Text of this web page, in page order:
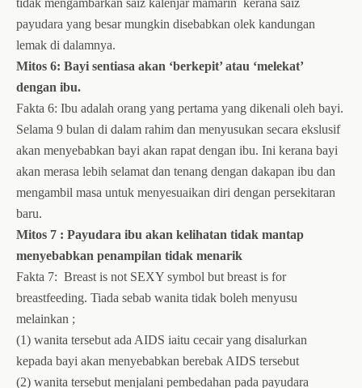
tidak mengambarkan saiz kalenjar mamarin kerana saiz
payudara yang besar mungkin disebabkan olek kandungan
lemak di dalamnya.
Mitos 6: Bayi sentiasa akan ‘berkepit’ atau ‘melekat’
dengan ibu.
Fakta 6: Ibu adalah orang yang pertama yang dikenali oleh bayi.
Selama 9 bulan di dalam rahim dan menyusukan secara ekslusif
akan menyebabkan bayi akan rapat dengan ibu. Ini kerana bayi
akan merasa lebih selamat dan tenang dengan dakapan ibu dan
mengambil masa untuk menyesuaikan diri dengan persekitaran
baru.
Mitos 7 : Payudara ibu akan kelihatan tidak mantap
menyebabkan penampilan tidak menarik
Fakta 7: Breast is not SEXY symbol but breast is for
breastfeeding. Tiada sebab wanita tidak boleh menyusu
melainkan ;
(1) wanita tersebut ada AIDS iaitu cecair yang disalurkan
kepada bayi akan menyebabkan berebak AIDS tersebut
(2) wanita tersebut menjalani pembedahan pada payudara